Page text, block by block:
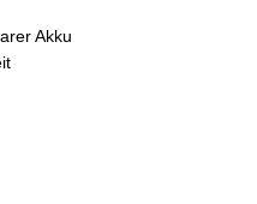
Akku